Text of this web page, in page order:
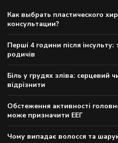
Как выбрать пластического
консультации?
Перші 4 години після інсульту:
родичів
Біль у грудях зліва: серцевий
відрізнити
Обстеження активності
може призначити ЕЕГ
Чому випадає волосся та